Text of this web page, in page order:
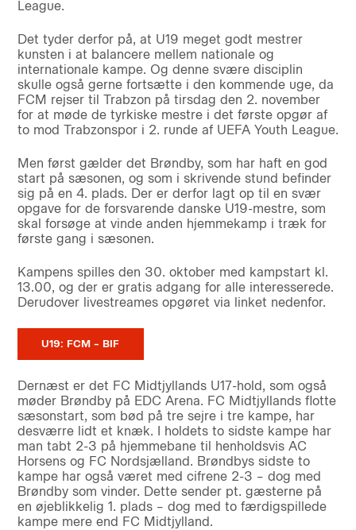
League.
Det tyder derfor på, at U19 meget godt mestrer
kunsten i at balancere mellem nationale og
internationale kampe. Og denne svære disciplin
skulle også gerne fortsætte i den kommende uge, da
FCM rejser til Trabzon på tirsdag den 2. november
for at møde de tyrkiske mestre i det første opgør af
to mod Trabzonspor i 2. runde af UEFA Youth League.
Men først gælder det Brøndby, som har haft en god
start på sæsonen, og som i skrivende stund befinder
sig på en 4. plads. Der er derfor lagt op til en svær
opgave for de forsvarende danske U19-mestre, som
skal forsøge at vinde anden hjemmekamp i træk for
første gang i sæsonen.
Kampens spilles den 30. oktober med kampstart kl.
13.00, og der er gratis adgang for alle interesserede.
Derudover livestreames opgøret via linket nedenfor.
U19: FCM – BIF
Dernæst er det FC Midtjyllands U17-hold, som også
møder Brøndby på EDC Arena. FC Midtjyllands flotte
sæsonstart, som bød på tre sejre i tre kampe, har
desværre lidt et knæk. I holdets to sidste kampe har
man tabt 2-3 på hjemmebane til henholdsvis AC
Horsens og FC Nordsjælland. Brøndbys sidste to
kampe har også været med cifrene 2-3 – dog med
Brøndby som vinder. Dette sender pt. gæsterne på
en øjeblikkelig 1. plads – dog med to færdigspillede
kampe mere end FC Midtjylland.